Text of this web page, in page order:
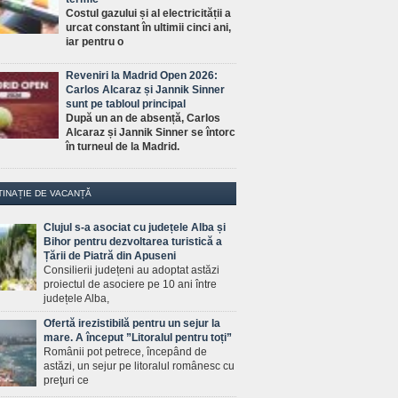
Costul gazului și al electricității a
urcat constant în ultimii cinci ani,
iar pentru o
Reveniri la Madrid Open 2026:
Carlos Alcaraz și Jannik Sinner
sunt pe tabloul principal
După un an de absență, Carlos
Alcaraz și Jannik Sinner se întorc
în turneul de la Madrid.
DE VACANȚĂ
Clujul s-a asociat cu județele Alba și
Bihor pentru dezvoltarea turistică a
Țării de Piatră din Apuseni
Consilierii județeni au adoptat astăzi
proiectul de asociere pe 10 ani între
județele Alba,
Ofertă irezistibilă pentru un sejur la
mare. A început ”Litoralul pentru toți”
Românii pot petrece, începând de
astăzi, un sejur pe litoralul românesc cu
preţuri ce